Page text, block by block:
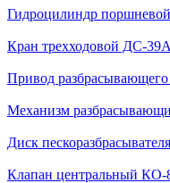
Гидроцилиндр
Кран трехходовой ДС-
Привод
Механизм
Диск
Клапан центральный КО-